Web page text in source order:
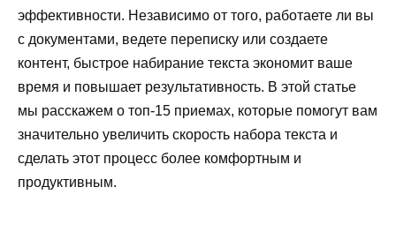
эффективности. Независимо от того, работаете ли вы
с документами, ведете переписку или создаете
контент, быстрое набирание текста экономит ваше
время и повышает результативность. В этой статье
мы расскажем о топ-15 приемах, которые помогут вам
значительно увеличить скорость набора текста и
сделать этот процесс более комфортным и
продуктивным.